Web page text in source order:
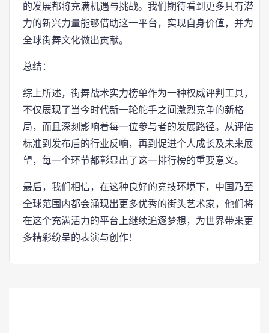
的发展都将充满机遇与挑战。我们期待看到更多具有潜
力的新兴力量能够借助这一平台，实现自身价值，并为
全球街舞文化做出贡献。
总结：
综上所述，街舞战术实力榜单作为一种权威评判工具，
不仅展现了当今时代新一轮舵手之间激烈竞争的新格
局，而且深刻影响着每一位参与者的发展路径。从评估
标准到发布后的行业反响，再到促进个人成长及未来展
望，每一个环节都彰显出了这一排行榜的重要意义。
最后，我们相信，在这种良好的竞技环境下，中国乃至
全球范围内都会涌现出更多优秀的街头艺术家，他们将
在这个充满活力的平台上继续追逐梦想，为世界带来更
多精彩纷呈的表演与创作！